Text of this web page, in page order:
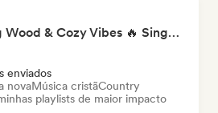
Crackling Wood & Cozy Vibes 🔥 Singer-Songwriter, Dream Pop & Bedroom Pop
enviados
novaMúsica cristãCountry
playlists de maior impacto